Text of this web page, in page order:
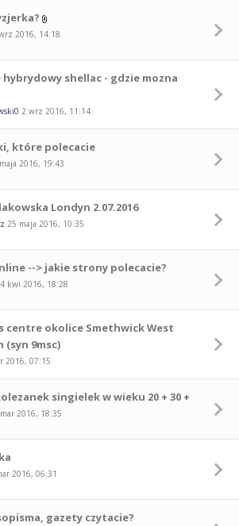
2016, 14:18
shellac - gdzie mozna
2 wrz 2016, 11:14
które polecacie
2016, 19:43
Londyn 2.07.2016
25 maja 2016, 10:35
--> jakie strony polecacie?
kwi 2016, 18:28
centre okolice Smethwick West
(syn 9msc)
2016, 07:15
singielek w wieku 20 + 30 +
2016, 18:35
2016, 06:31
gazety czytacie?